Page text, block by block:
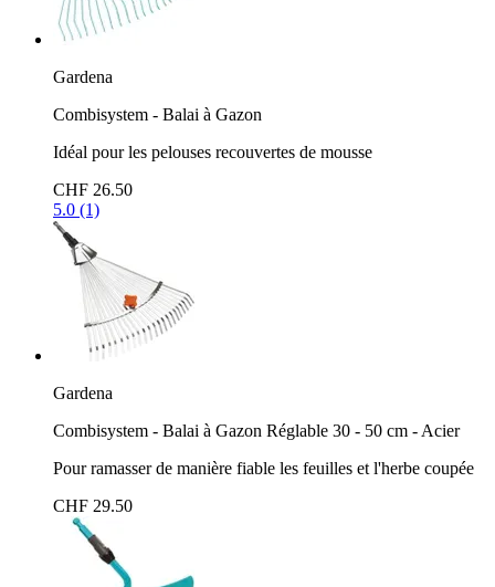
Gardena
Combisystem - Balai à Gazon
Idéal pour les pelouses recouvertes de mousse
CHF 26.50
5.0 (1)
Gardena
Combisystem - Balai à Gazon Réglable 30 - 50 cm - Acier
Pour ramasser de manière fiable les feuilles et l'herbe coupée
CHF 29.50